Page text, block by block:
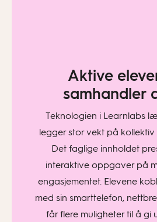
Aktive
samhandler
Teknologien i Learnlabs
legger stor vekt på
Det faglige innholdet
interaktive oppgaver på
engasjementet. Elevene
med sin smarttelefon,
får flere muligheter til å gi